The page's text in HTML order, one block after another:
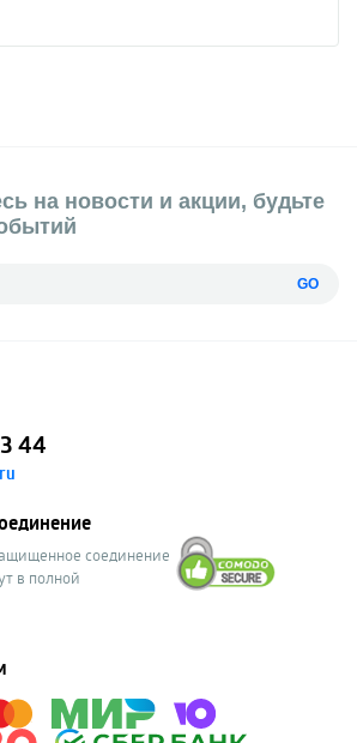
на новости и акции, будьте
GO
44
соединение
в полной